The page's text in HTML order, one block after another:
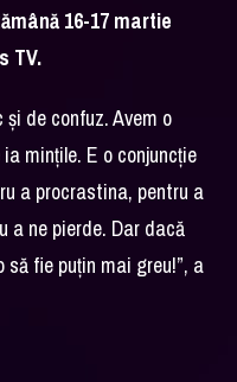
16-17 martie
TV.
de confuz. Avem o
mințile. E o conjuncție
a procrastina, pentru a
a ne pierde. Dar dacă
să fie puțin mai greu!”, a